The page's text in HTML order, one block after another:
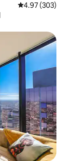
Calificación
4.97 (303)